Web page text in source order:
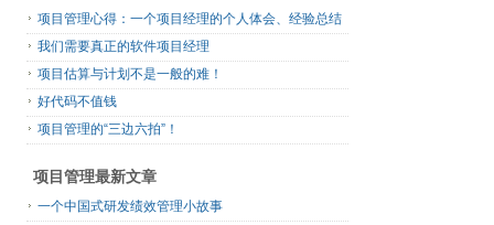
项目管理心得：一个项目经理的个人体会、经验总结
我们需要真正的软件项目经理
项目估算与计划不是一般的难！
好代码不值钱
项目管理的“三边六拍”！
项目管理最新文章
一个中国式研发绩效管理小故事